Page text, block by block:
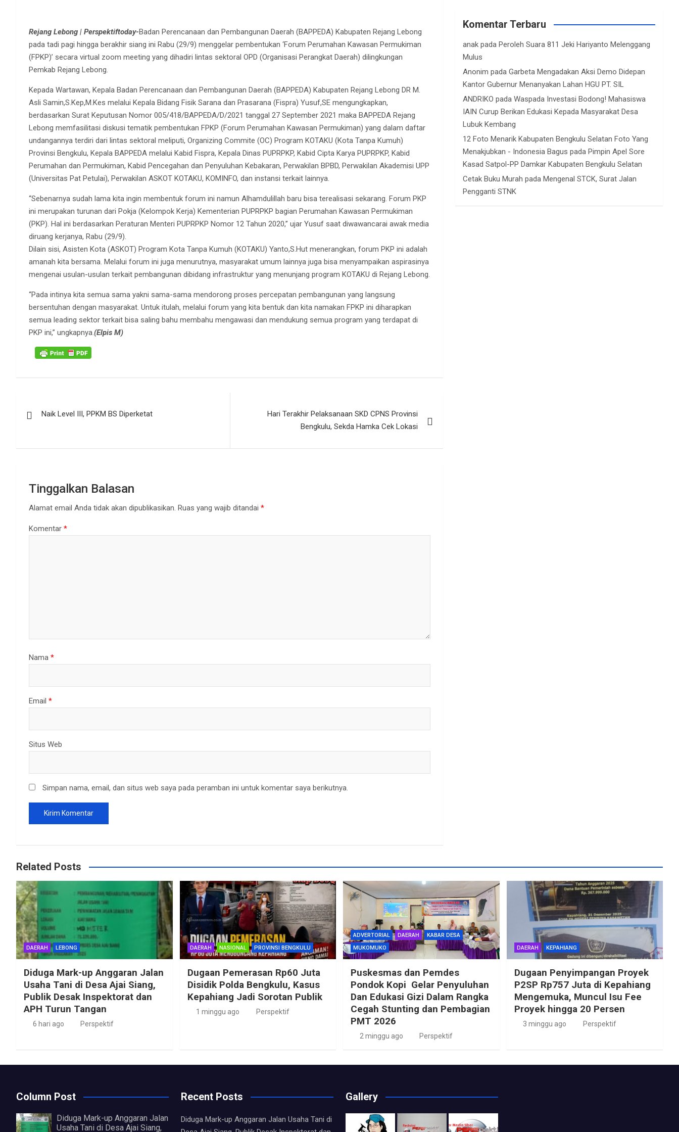
Rejang Lebong | Perspektiftoday-Badan Perencanaan dan Pembangunan Daerah (BAPPEDA) Kabupaten Rejang Lebong
pada tadi pagi hingga berakhir siang ini Rabu (29/9) menggelar pembentukan ‘Forum Perumahan Kawasan Permukiman
(FPKP)’ secara virtual zoom meeting yang dihadiri lintas sektoral OPD (Organisasi Perangkat Daerah) dilingkungan
Pemkab Rejang Lebong.
Kepada Wartawan, Kepala Badan Perencanaan dan Pembangunan Daerah (BAPPEDA) Kabupaten Rejang Lebong DR M.
Asli Samin,S.Kep,M.Kes melalui Kepala Bidang Fisik Sarana dan Prasarana (Fispra) Yusuf,SE mengungkapkan,
berdasarkan Surat Keputusan Nomor 005/418/BAPPEDA/D/2021 tanggal 27 September 2021 maka BAPPEDA Rejang
Lebong memfasilitasi diskusi tematik pembentukan FPKP (Forum Perumahan Kawasan Permukiman) yang dalam daftar
undangannya terdiri dari lintas sektoral meliputi, Organizing Commite (OC) Program KOTAKU (Kota Tanpa Kumuh)
Provinsi Bengkulu, Kepala BAPPEDA melalui Kabid Fispra, Kepala Dinas PUPRPKP, Kabid Cipta Karya PUPRPKP, Kabid
Perumahan dan Permukiman, Kabid Pencegahan dan Penyuluhan Kebakaran, Perwakilan BPBD, Perwakilan Akademisi UPP
(Universitas Pat Petulai), Perwakilan ASKOT KOTAKU, KOMINFO, dan instansi terkait lainnya.
“Sebenarnya sudah lama kita ingin membentuk forum ini namun Alhamdulillah baru bisa terealisasi sekarang. Forum PKP
ini merupakan turunan dari Pokja (Kelompok Kerja) Kementerian PUPRPKP bagian Perumahan Kawasan Permukiman
(PKP). Hal ini berdasarkan Peraturan Menteri PUPRPKP Nomor 12 Tahun 2020,” ujar Yusuf saat diwawancarai awak media
diruang kerjanya, Rabu (29/9).
Dilain sisi, Asisten Kota (ASKOT) Program Kota Tanpa Kumuh (KOTAKU) Yanto,S.Hut menerangkan, forum PKP ini adalah
amanah kita bersama. Melalui forum ini juga menurutnya, masyarakat umum lainnya juga bisa menyampaikan aspirasinya
mengenai usulan-usulan terkait pembangunan dibidang infrastruktur yang menunjang program KOTAKU di Rejang Lebong.
“Pada intinya kita semua sama yakni sama-sama mendorong proses percepatan pembangunan yang langsung
bersentuhan dengan masyarakat. Untuk itulah, melalui forum yang kita bentuk dan kita namakan FPKP ini diharapkan
semua leading sektor terkait bisa saling bahu membahu mengawasi dan mendukung semua program yang terdapat di
PKP ini,” ungkapnya.(Elpis M)
pos
Naik Level III, PPKM BS Diperketat
Hari Terakhir Pelaksanaan SKD CPNS Provinsi
Bengkulu, Sekda Hamka Cek Lokasi
Tinggalkan Balasan
Alamat email Anda tidak akan dipublikasikan. Ruas yang wajib ditandai *
Komentar *
Nama *
Email *
Situs Web
Simpan nama, email, dan situs web saya pada peramban ini untuk komentar saya berikutnya.
Komentar Terbaru
anak pada Peroleh Suara 811 Jeki Hariyanto Melenggang
Mulus
Anonim padaGarbeta Mengadakan Aksi Demo Didepan
Kantor Gubernur Menanyakan Lahan HGU PT. SIL
ANDRIKO padaWaspada Investasi Bodong! Mahasiswa
IAIN Curup Berikan Edukasi Kepada Masyarakat Desa
Lubuk Kembang
12 Foto Menarik Kabupaten Bengkulu Selatan Foto Yang
Menakjubkan - Indonesia Bagus pada Pimpin Apel Sore
Kasad Satpol-PP Damkar Kabupaten Bengkulu Selatan
Cetak Buku Murah pada Mengenal STCK, Surat Jalan
Pengganti STNK
Related Posts
DAERAH LEBONG
Diduga Mark-up Anggaran Jalan
Usaha Tani di Desa Ajai Siang,
Publik Desak Inspektorat dan
APH Turun Tangan
6 hari ago Perspektif
DAERAH NASIONAL PROVINSI BENGKULU
Dugaan Pemerasan Rp60 Juta
Disidik Polda Bengkulu, Kasus
Kepahiang Jadi Sorotan Publik
1 minggu ago Perspektif
ADVERTORIAL DAERAH
KABAR DESA
MUKOMUKO
Puskesmas dan Pemdes
Pondok Kopi Gelar Penyuluhan
Dan Edukasi Gizi Dalam Rangka
Cegah Stunting dan Pembagian
PMT 2026
2 minggu ago Perspektif
DAERAH KEPAHIANG
Dugaan Penyimpangan Proyek
P2SP Rp757 Juta di Kepahiang
Mengemuka, Muncul Isu Fee
Proyek hingga 20 Persen
3 minggu ago Perspektif
Column Post
Diduga Mark-up Anggaran Jalan
Usaha Tani di Desa Ajai Siang,
Recent Posts
Diduga Mark-up Anggaran Jalan Usaha Tani di
Gallery